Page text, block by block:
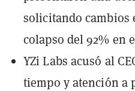
solicitando cambios
colapso del 92% en
YZi Labs acusó al
tiempo y atención a